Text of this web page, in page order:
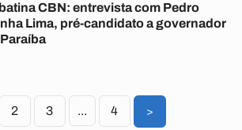
CBN: entrevista com Pedro
Lima, pré-candidato a governador
2 3 ... 4 >